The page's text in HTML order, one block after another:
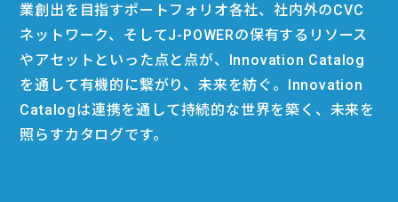
業創出を目指すポートフォリオ各社、社内外のCVC
ネットワーク、そしてJ-POWERの保有するリソース
やアセットといった点と点が、Innovation Catalog
を通して有機的に繋がり、未来を紡ぐ。Innovation
Catalogは連携を通して持続的な世界を築く、未来を
照らすカタログです。